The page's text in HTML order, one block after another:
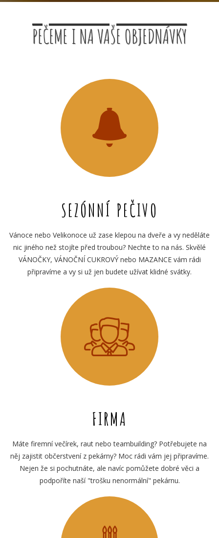
PEČEME I NA VAŠE OBJEDNÁVKY
SEZÓNNÍ PEČIVO
Vánoce nebo Velikonoce už zase klepou na dveře a vy neděláte
nic jiného než stojíte před troubou? Nechte to na nás. Skvělé
VÁNOČKY, VÁNOČNÍ CUKROVÝ nebo MAZANCE vám rádi
připravíme a vy si už jen budete užívat klidné svátky.
FIRMA
Máte firemní večírek, raut nebo teambuilding? Potřebujete na
něj zajistit občerstvení z pekárny? Moc rádi vám jej připravíme.
Nejen že si pochutnáte, ale navíc pomůžete dobré věci a
podpoříte naší "trošku nenormální" pekárnu.